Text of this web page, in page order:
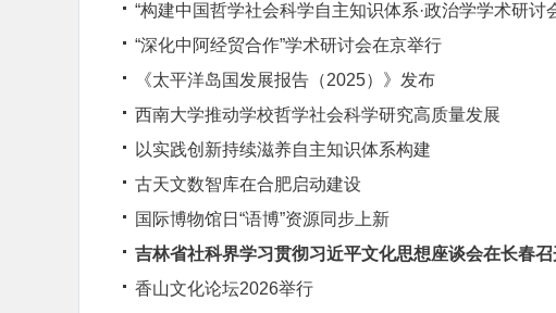
“构建中国哲学社会科学自主知识体系·政治学学术研讨
“深化中阿经贸合作”学术研讨会在京举行
《太平洋岛国发展报告（2025）》发布
西南大学推动学校哲学社会科学研究高质量发展
以实践创新持续滋养自主知识体系构建
古天文数智库在合肥启动建设
国际博物馆日“语博”资源同步上新
吉林省社科界学习贯彻习近平文化思想座谈会在长春召
香山文化论坛2026举行